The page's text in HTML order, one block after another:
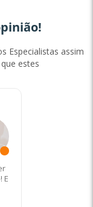
Especialistas assim
estes
E